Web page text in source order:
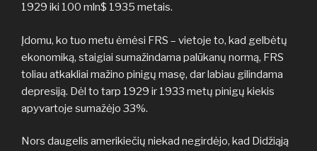
1929 iki 100 mln$ 1935 metais.
Įdomu, ko tuo metu ėmėsi FRS – vietoje to, kad gelbėtų
ekonomiką, staigiai sumažindama palūkanų normą, FRS
toliau atkakliai mažino pinigų masę, dar labiau gilindama
depresiją. Dėl to tarp 1929 ir 1933 metų pinigų kiekis
apyvartoje sumažėjo 33%.
Nors daugelis amerikiečių niekad negirdėjo, kad Didžiąją